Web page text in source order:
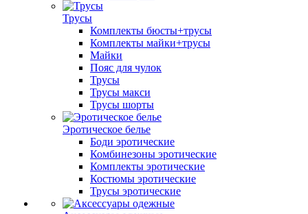
Трусы
Комплекты бюсты+трусы
Комплекты майки+трусы
Майки
Пояс для чулок
Трусы
Трусы макси
Трусы шорты
Эротическое белье
Боди эротические
Комбинезоны эротические
Комплекты эротические
Костюмы эротические
Трусы эротические